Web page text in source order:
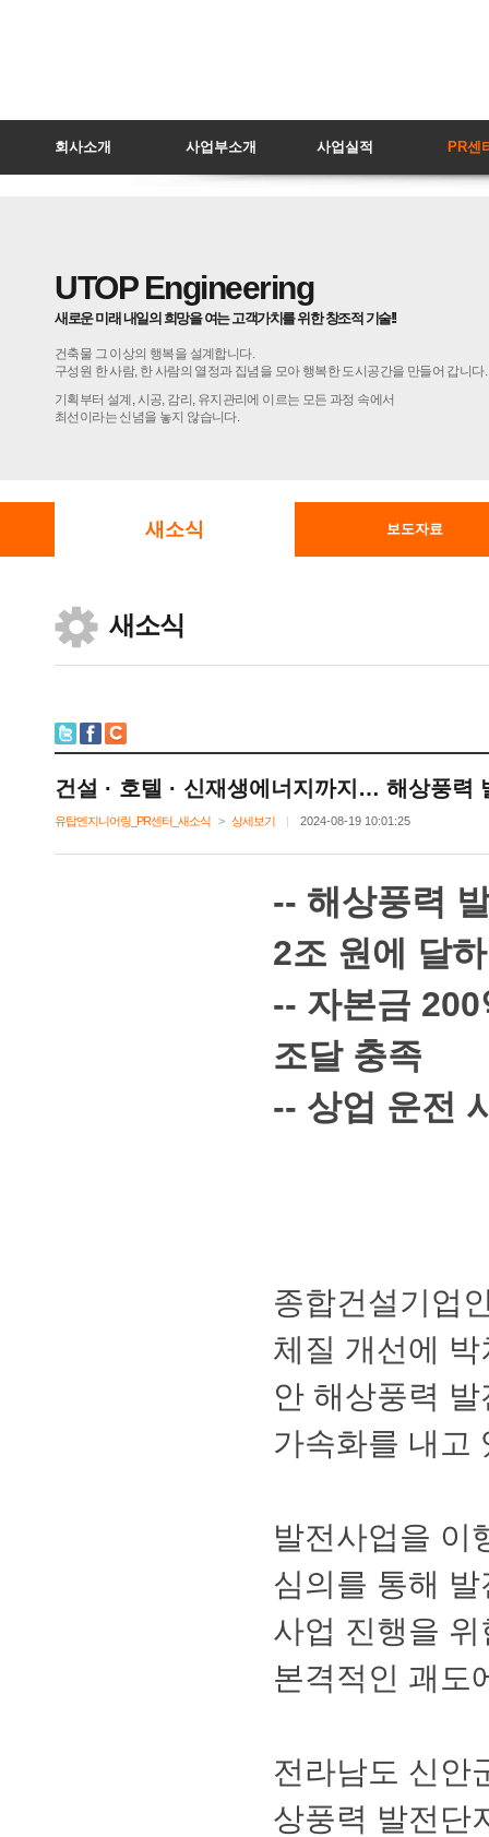
회사소개 사업부소개 사업실적 PR센
UTOPEngineering
새로운미래내일의희망을여는고객가치를위한창조적기술!!
건축물그이상의행복을설계합니다.
구성원한사람,한사람의열정과집념을모아행복한도시공간을만들어갑니다.
기획부터설계,시공,감리,유지관리에이르는모든과정속에서
최선이라는신념을놓지않습니다.
새소식 보도자료
새소식
건설·호텔·신재생에너지까지…해상풍력
유탑엔지니어링_PR센터_새소식 > 상세보기 | 2024-08-1910:01:25
--해상풍력
2조원에달
--자본금
조달충족
--상업운전
종합건설기업
체질개선에
안해상풍력
가속화를내
발전사업을이
심의를통해
사업진행을
본격적인괘
전라남도신
상풍력발전